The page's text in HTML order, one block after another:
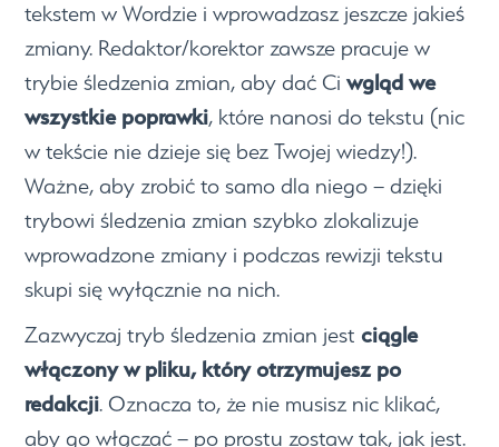
tekstem w Wordzie i wprowadzasz jeszcze jakieś
zmiany. Redaktor/korektor zawsze pracuje w
trybie śledzenia zmian, aby dać Ciwgląd we
wszystkie poprawki, które nanosi do tekstu (nic
w tekście nie dzieje się bez Twojej wiedzy!).
Ważne, aby zrobić to samo dla niego – dzięki
trybowi śledzenia zmian szybko zlokalizuje
wprowadzone zmiany i podczas rewizji tekstu
skupi się wyłącznie na nich.
Zazwyczaj tryb śledzenia zmian jest ciągle
włączony w pliku, który otrzymujesz po
redakcji. Oznacza to, że nie musisz nic klikać,
aby go włączać – po prostu zostaw tak, jak jest.